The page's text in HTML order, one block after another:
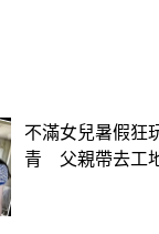
不滿女兒暑假狂
青 父親帶去工